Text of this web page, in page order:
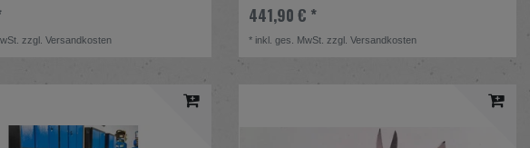
zzgl.Versandkosten
441,90 € *
* inkl. ges. MwSt. zzgl.Versandkosten